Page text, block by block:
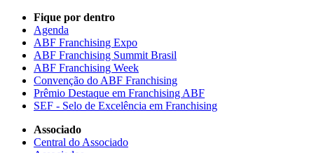
Fique por dentro
Agenda
ABF Franchising Expo
ABF Franchising Summit Brasil
ABF Franchising Week
Convenção do ABF Franchising
Prêmio Destaque em Franchising ABF
SEF - Selo de Excelência em Franchising
Associado
Central do Associado